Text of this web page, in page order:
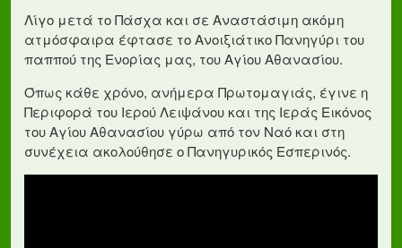
Λίγο μετά το Πάσχα και σε Αναστάσιμη ακόμη
ατμόσφαιρα έφτασε το Ανοιξιάτικο Πανηγύρι του
παππού της Ενορίας μας, του Αγίου Αθανασίου.
Όπως κάθε χρόνο, ανήμερα Πρωτομαγιάς, έγινε η
Περιφορά του Ιερού Λειψάνου και της Ιεράς Εικόνος
του Αγίου Αθανασίου γύρω από τον Ναό και στη
συνέχεια ακολούθησε ο Πανηγυρικός Εσπερινός.